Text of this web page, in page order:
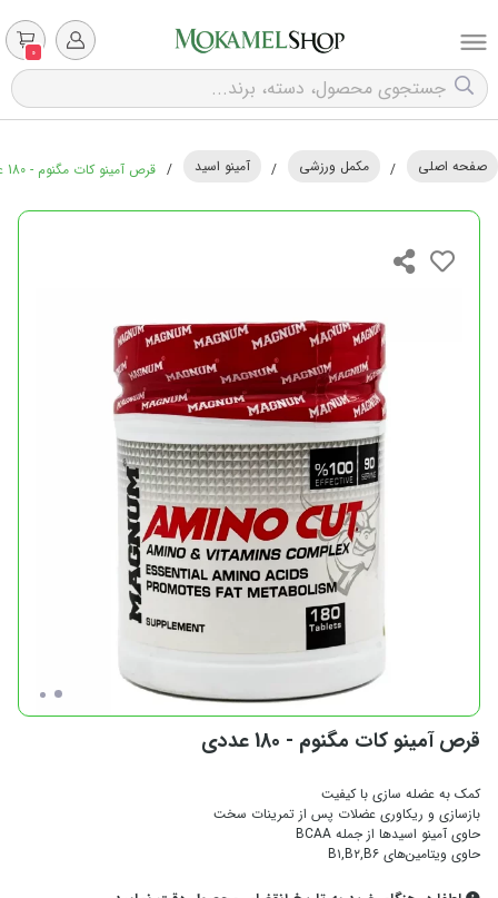
0
صفحه اصلی / مکمل ورزشی / آمینو اسید / قرص آمینو کات مگنوم - 180 عددی
قرص آمینو کات مگنوم - 180 عددی
کمک به عضله سازی با کیفیت
بازسازی و ریکاوری عضلات پس از تمرینات سخت
حاوی آمینو اسیدها از جمله BCAA
حاوی ویتامین‌های B۱,B۲,B۶